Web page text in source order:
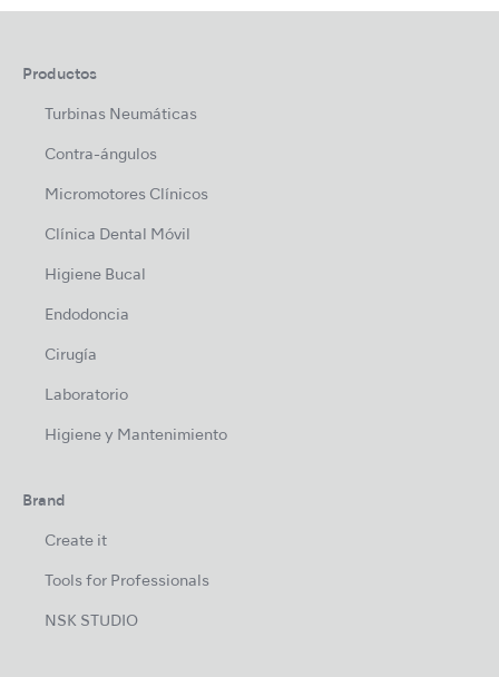
Productos
Turbinas Neumáticas
Contra-ángulos
Micromotores Clínicos
Clínica Dental Móvil
Higiene Bucal
Endodoncia
Cirugía
Laboratorio
Higiene y Mantenimiento
Brand
Create it
Tools for Professionals
NSK STUDIO